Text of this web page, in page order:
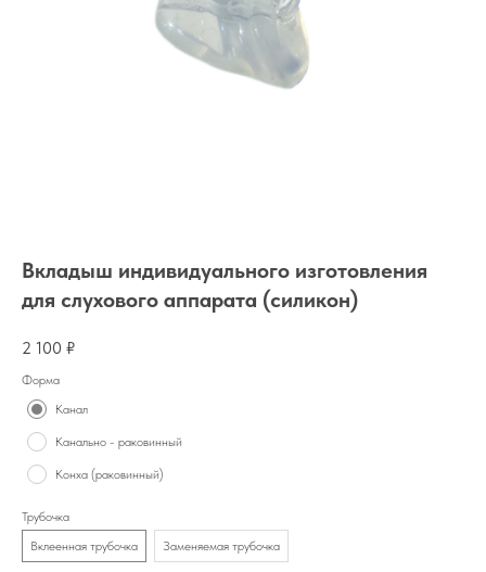
Вкладыш индивидуального изготовления
для слухового аппарата (силикон)
2 100 ₽
Форма
Канал
Канально - раковинный
Конха (раковинный)
Трубочка
Вклеенная трубочка
Заменяемая трубочка